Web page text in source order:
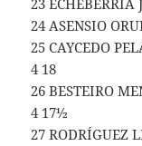
23
24 ASENSIO
25 CAYCEDO
4 18
26 BESTEIRO
4 17½
27 RODRÍGUEZ